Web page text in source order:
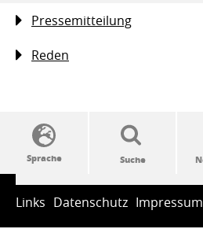
Pressemitteilung
Reden
SSW-Politik von A bis Z
Links Datenschutz Impressum